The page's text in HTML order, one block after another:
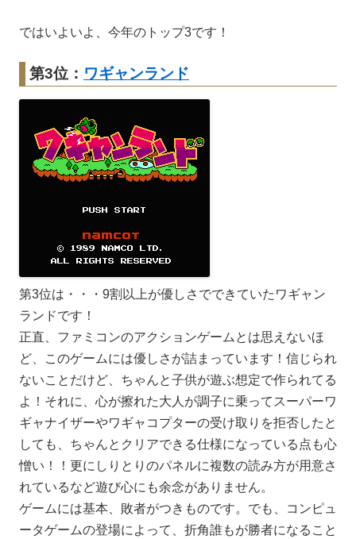
ではいよいよ、今年のトップ3です！
第3位： ワギャンランド
第3位は・・・9割以上が優しさでできていたワギャン
ランドです！
正直、ファミコンのアクションゲームとは思えないほ
ど、このゲームには優しさが詰まっています！信じられ
ないことだけど、ちゃんと子供が遊ぶ想定で作られてる
よ！それに、心が擦れた大人が調子に乗ってスーパーワ
ギャナイザーやワギャコプターの受け取りを拒否したと
しても、ちゃんとクリアできる仕様になっている点も心
憎い！！更にしりとりのパネルに複数の読み方が用意さ
れているなど遊び心にも余念がありません。
ゲームには基本、敗者がつきものです。でも、コンピュ
ータゲームの登場によって、折角誰もが勝者になること